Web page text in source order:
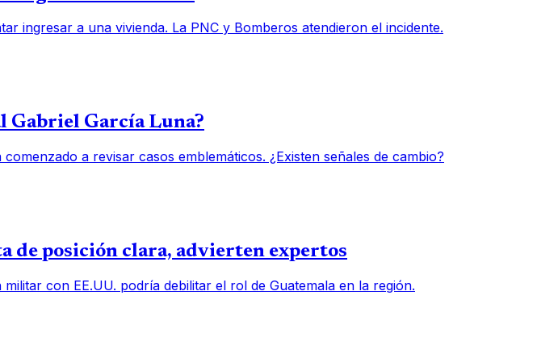
ingresar a una vivienda. La PNC y Bomberos atendieron el incidente.
Gabriel García Luna?
a revisar casos emblemáticos. ¿Existen señales de cambio?
de posición clara, advierten expertos
con EE.UU. podría debilitar el rol de Guatemala en la región.